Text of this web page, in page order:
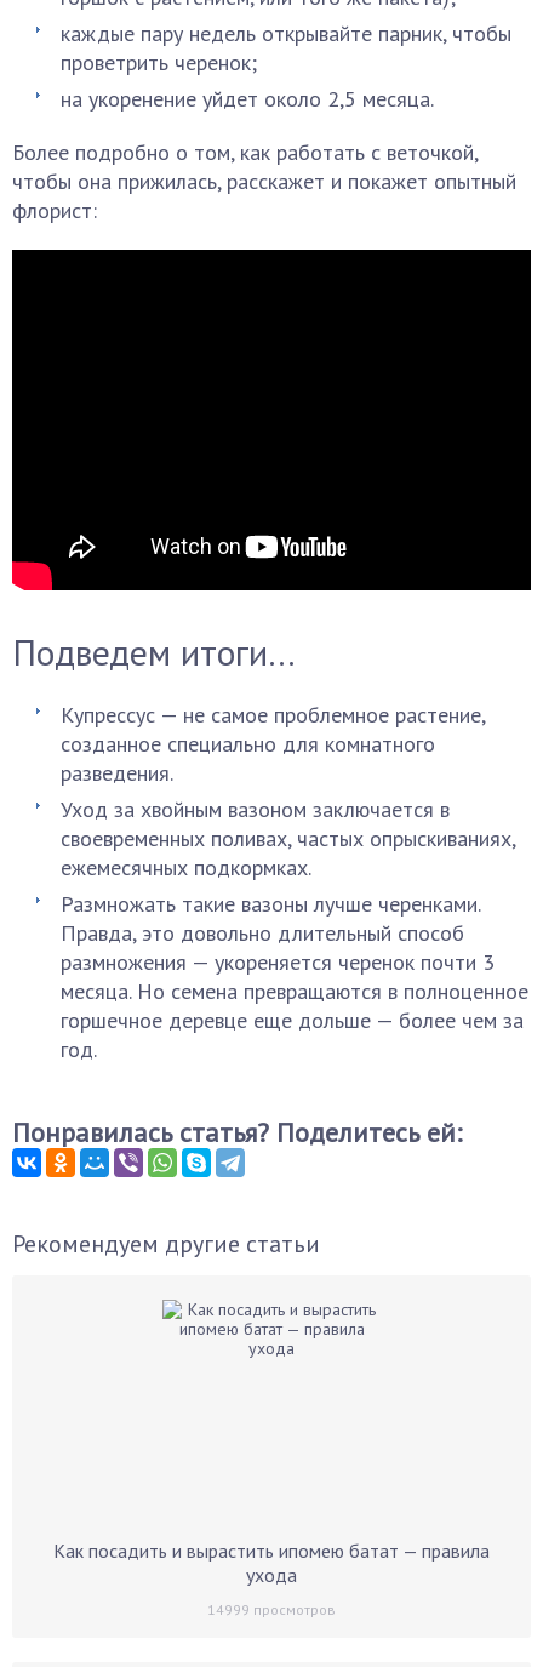
каждые пару недель открывайте парник, чтобы
проветрить черенок;
на укоренение уйдет около 2,5 месяца.
Более подробно о том, как работать с веточкой,
чтобы она прижилась, расскажет и покажет опытный
флорист:
Подведем итоги…
Купрессус — не самое проблемное растение,
созданное специально для комнатного
разведения.
Уход за хвойным вазоном заключается в
своевременных поливах, частых опрыскиваниях,
ежемесячных подкормках.
Размножать такие вазоны лучше черенками.
Правда, это довольно длительный способ
размножения — укореняется черенок почти 3
месяца. Но семена превращаются в полноценное
горшечное деревце еще дольше — более чем за
год.
Понравилась статья? Поделитесь ей:
Рекомендуем другие статьи
Как посадить и вырастить ипомею батат — правила
ухода
14999 просмотров